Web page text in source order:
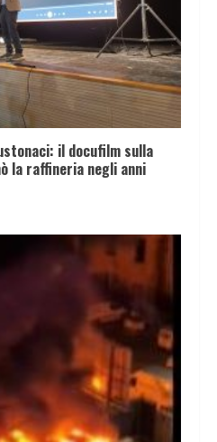
il docufilm sulla
la raffineria negli anni